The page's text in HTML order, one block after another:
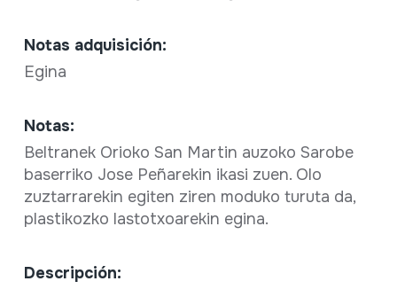
Notas adquisición:
Egina
Notas:
Beltranek Orioko San Martin auzoko Sarobe
baserriko Jose Peñarekin ikasi zuen. Olo
zuztarrarekin egiten ziren moduko turuta da,
plastikozko lastotxoarekin egina.
Descripción: